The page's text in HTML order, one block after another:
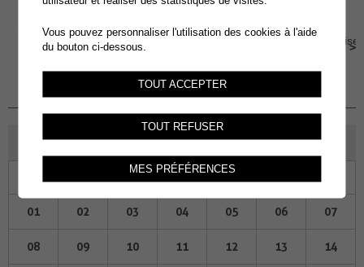
25
JUI.
REPAS COMMUNAUTAIRES
Salle Multiactivités - La Charmaie, Place sous l'église
3, 1893 Muraz
Jeudi 25 Juin 2026, 12h00
JUIN 2026
Me Je Ve
01 02 03 04 05 06 07
08 09 10 11 12 13 14
Vous pouvez personnaliser l'utilisation des cookies à l'aide
du bouton ci-dessous.
TOUT ACCEPTER
TOUT REFUSER
MES PRÉFÉRENCES